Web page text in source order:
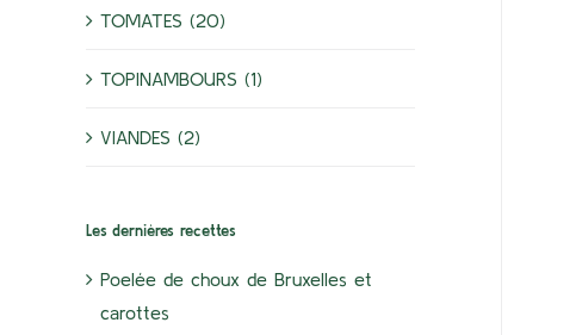
TOMATES (20)
TOPINAMBOURS (1)
VIANDES (2)
Les dernières recettes
Poelée de choux de Bruxelles et
carottes